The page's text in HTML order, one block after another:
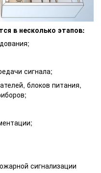
в несколько этапов:
сигнала;
блоков питания,